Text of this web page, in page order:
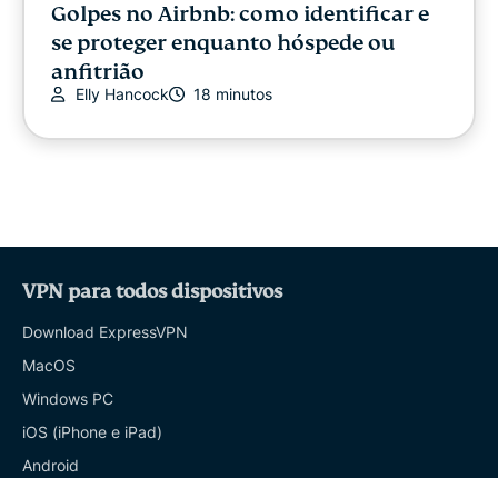
Golpes no Airbnb: como identificar e
se proteger enquanto hóspede ou
anfitrião
Elly Hancock 18 minutos
VPN para todos dispositivos
Download ExpressVPN
MacOS
Windows PC
iOS (iPhone e iPad)
Android